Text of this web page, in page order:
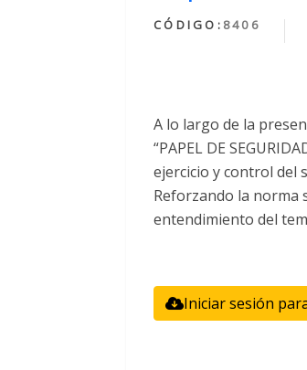
CÓDIGO: 8406
A lo largo de la
“PAPEL DE
ejercicio y control del
Reforzando la norma
entendimiento del
Iniciar sesión